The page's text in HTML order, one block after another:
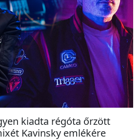
kiadta régóta őrzött
Kavinsky emlékére